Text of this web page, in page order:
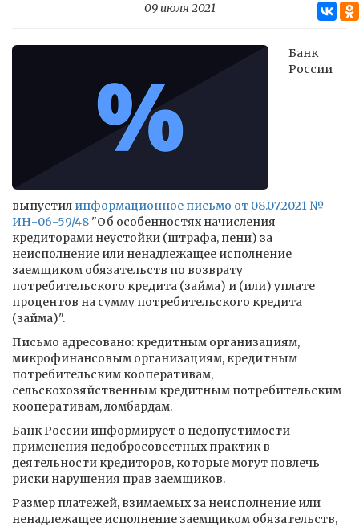
09 июля 2021
Банк
России
выпустил информационное письмо от 08.07.2021 №
ИН-06-59/48 "Об особенностях начисления
кредиторами неустойки (штрафа, пени) за
неисполнение или ненадлежащее исполнение
заемщиком обязательств по возврату
потребительского кредита (займа) и (или) уплате
процентов на сумму потребительского кредита
(займа)".
Письмо адресовано: кредитным организациям,
микрофинансовым организациям, кредитным
потребительским кооперативам,
сельскохозяйственным кредитным потребительским
кооперативам, ломбардам.
Банк России информирует о недопустимости
применения недобросовестных практик в
деятельности кредиторов, которые могут повлечь
риски нарушения прав заемщиков.
Размер платежей, взимаемых за неисполнение или
ненадлежащее исполнение заемщиком обязательств,